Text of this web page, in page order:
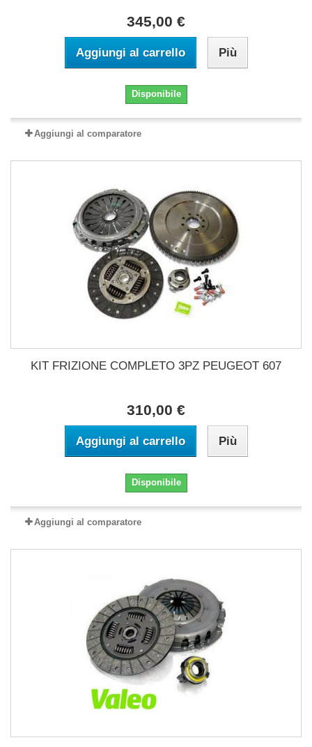
345,00 €
Aggiungi al carrello Più
Disponibile
Aggiungi al comparatore
KIT FRIZIONE COMPLETO 3PZ PEUGEOT 607
310,00 €
Aggiungi al carrello Più
Disponibile
Aggiungi al comparatore